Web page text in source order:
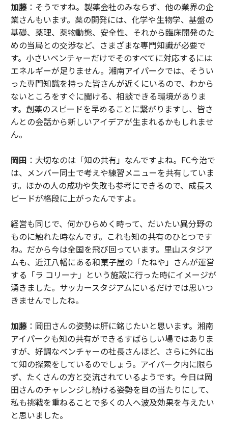
加藤：そうですね。製薬会社のみならず、他の業界の企
業さんもいます。薬の開発には、化学や生物学、基盤の
基礎、薬理、薬物動態、安全性、それから臨床開発のた
めの当局との交渉など、さまざまな専門知識が必要で
す。小さいベンチャーだけでそのすべてに対応するには
エネルギーが足りません。湘南アイパークでは、そうい
った専門知識を持った皆さんが近くにいるので、わから
ないところをすぐに聞ける、相談できる環境がありま
す。創薬のスピードを早めることに繋がりますし、皆さ
んとの会話から新しいアイデアが生まれるかもしれませ
ん。
岡田 ：大切なのは「知の共有」なんですよね。FC今治で
は、メンバー同士で考えや練習メニューを共有していま
す。ほかの人の成功や失敗も参考にできるので、成長ス
ピードが格段に上がったんですよ。
経営も同じで、何かひらめく時って、だいたい異分野の
ものに触れた時なんです。これも知の共有のひとつです
ね。だから今は全国を飛び回っています。里山スタジア
ムも、近江八幡にある和菓子屋の「たねや」さんが運営
する「ラ コリーナ」という施設に行った時にイメージが
湧きました。サッカースタジアムにいるだけでは思いつ
きませんでしたね。
加藤：岡田さんの姿勢は肝に銘じたいと思います。湘南
アイパークも知の共有ができるすばらしい場ではありま
すが、好調なベンチャーの社長さんほど、さらに外に出
て知の探索をしているのでしょう。アイパーク内に限ら
ず、たくさんの方と交流されているようです。今日は岡
田さんのチャレンジし続ける姿勢を目の当たりにして、
私も挑戦を重ねることで多くの人へ波及効果を与えたい
と思いました。